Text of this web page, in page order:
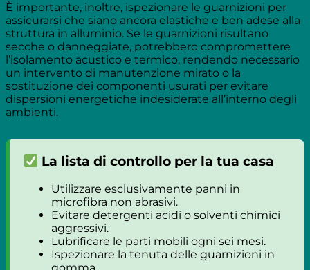
È importante, inoltre, ispezionare le guarnizioni per
assicurarsi che siano ancora elastiche e ben adese alla
struttura in alluminio. Se le guarnizioni risultano
secche o danneggiate, potrebbero compromettere
l’isolamento acustico e termico, rendendo necessario
un intervento di manutenzione mirato o la
sostituzione dei componenti usurati per evitare
dispersioni energetiche indesiderate all’interno degli
ambienti.
La lista di controllo per la tua casa
Utilizzare esclusivamente panni in
microfibra non abrasivi.
Evitare detergenti acidi o solventi chimici
aggressivi.
Lubrificare le parti mobili ogni sei mesi.
Ispezionare la tenuta delle guarnizioni in